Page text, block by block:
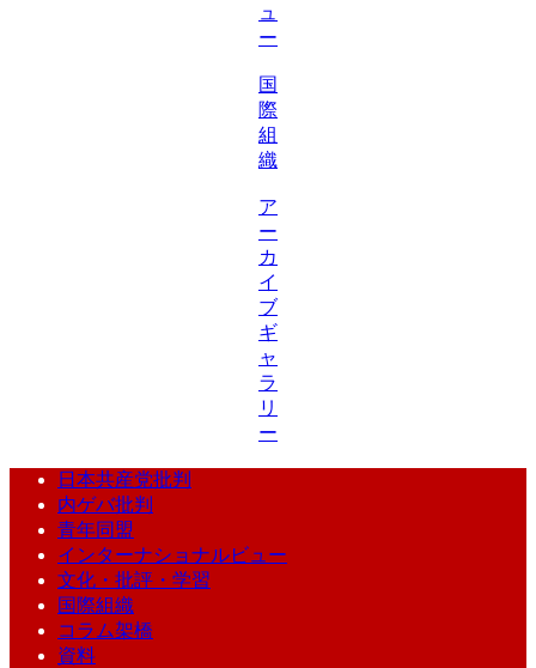
ュ
ー
国
際
組
織
ア
ー
カ
イ
ブ
ギ
ャ
ラ
リ
ー
日本共産党批判
内ゲバ批判
青年同盟
インターナショナルビュー
文化・批評・学習
国際組織
コラム架橋
資料